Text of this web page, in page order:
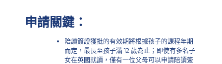
申請關鍵：
陪讀簽證獲批的有效期將根據孩子的課程年期
而定，最長至孩子滿 12 歲為止；即使有多名子
女在英國就讀，僅有一位父母可以申請陪讀簽